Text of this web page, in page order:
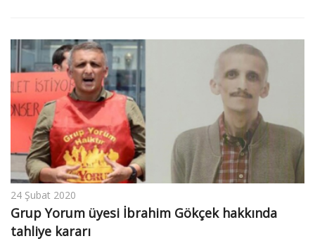
24 Şubat 2020
Grup Yorum üyesi İbrahim Gökçek hakkında
tahliye kararı